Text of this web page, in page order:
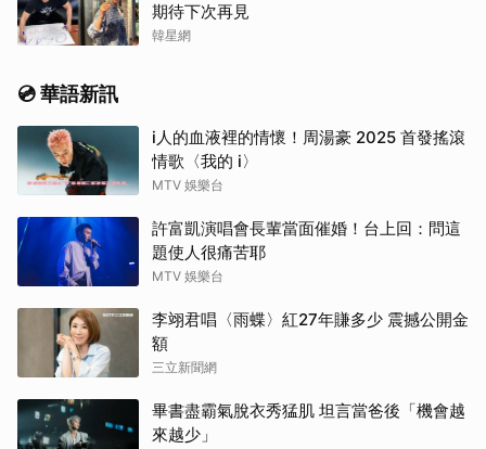
期待下次再見
韓星網
💿 華語新訊
i人的血液裡的情懷！周湯豪 2025 首發搖滾
情歌〈我的 i〉
MTV 娛樂台
許富凱演唱會長輩當面催婚！台上回：問這
題使人很痛苦耶
MTV 娛樂台
李翊君唱〈雨蝶〉紅27年賺多少 震撼公開金
額
三立新聞網
畢書盡霸氣脫衣秀猛肌 坦言當爸後「機會越
來越少」